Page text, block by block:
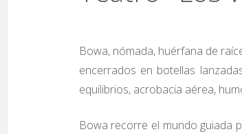
Bowa, nómada, huérfana de
encerrados en botellas
equilibrios, acrobacia aérea,
Bowa recorre el mundo guiada